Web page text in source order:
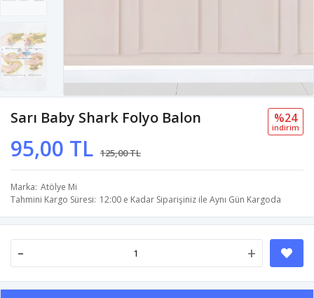
Sarı Baby Shark Folyo Balon
95,00 TL 125,00 TL
%24
i̇ndi̇ri̇m
Marka Atölye Mi
Tahmini Kargo Süresi 12:00 e Kadar Siparişiniz ile Aynı Gün Kargoda
- +